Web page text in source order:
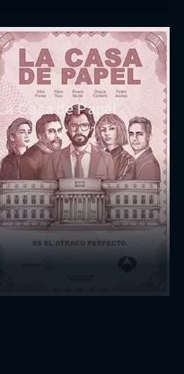
La Casa de Papel